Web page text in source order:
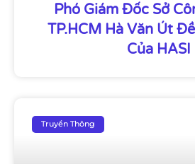
Phó Giám Đốc Sở
TP.HCM Hà Văn Út
Của HASI
Truyền Thông